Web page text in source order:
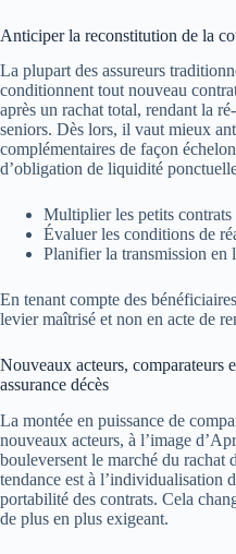
Anticiper la reconstitution de la
La plupart des assureurs
conditionnent tout nouveau
après un rachat total, rendant la
seniors. Dès lors, il vaut mieux
complémentaires de façon
d’obligation de liquidité
Multiplier les petits
Évaluer les conditions de
Planifier la transmission en
En tenant compte des
levier maîtrisé et non en acte de
Nouveaux acteurs, comparateurs
assurance décès
La montée en puissance de
nouveaux acteurs, à l’image
bouleversent le marché du rachat
tendance est à l’individualisation
portabilité des contrats. Cela
de plus en plus exigeant.